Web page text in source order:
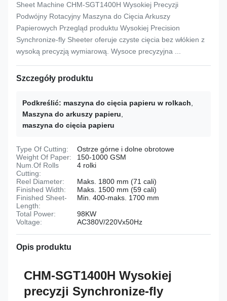
Sheet Machine CHM-SGT1400H Wysokiej Precyzji
Podwójny Rotacyjny Maszyna do Cięcia Arkuszy
Papierowych Przegląd produktu Wysokiej Precision
Synchronize-fly Sheeter oferuje czyste cięcia bez włókien z
wysoką precyzją wymiarową. Wysoce precyzyjna ...
Szczegóły produktu
Podkreślić: maszyna do cięcia papieru w rolkach
Maszyna do arkuszy papieru
maszyna do cięcia papieru
Type Of Cutting:
Ostrze górne i dolne obrotowe
Weight Of Paper:
150-1000 GSM
Num.Of Rolls
Cutting:
4 rolki
Reel Diameter:
Maks. 1800 mm (71 cali)
Finished Width:
Maks. 1500 mm (59 cali)
Finished Sheet-
Length:
Min. 400-maks. 1700 mm
Total Power:
98KW
Voltage:
AC380V/220Vx50Hz
Opis produktu
CHM-SGT1400H Wysokiej
precyzji Synchronize-fly